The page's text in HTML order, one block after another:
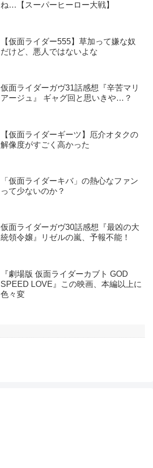
ね…【スーパーヒーロー大戦】
【仮面ライダー555】草加って嫌な奴
だけど、悪人ではないよな
仮面ライダーガヴ31話感想『辛苦マリ
アージュ』 ギャグ回と思いきや…？
【仮面ライダーギーツ】厄介オタクの
解像度がすごく高かった
「仮面ライダーキバ」の熱心なファン
って少ないのか？
仮面ライダーガヴ30話感想『最凶の大
統領令嬢』リゼルの嵐、予報不能！
『劇場版 仮面ライダーカブト GOD
SPEED LOVE』この映画、本編以上に
色々変